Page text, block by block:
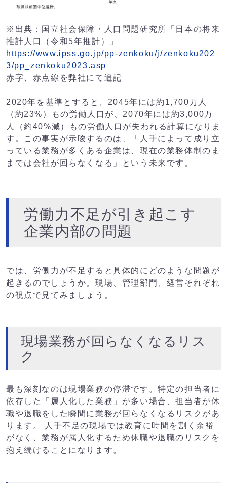
※出典：国立社会保障・人口問題研究所「日本の将来
推計人口（令和5年推計）」
https://www.ipss.go.jp/pp-zenkoku/j/zenkoku202
3/pp_zenkoku2023.asp
赤字、赤点線を弊社にて追記
2020年を基準とすると、2045年には約1,700万人
（約23%）もの労働人口が、2070年には約3,000万
人（約40%減）もの労働人口が失われる計算になりま
す。この事実が示唆するのは、「人手によって成り立
っている業務が多くある企業は、現在の業務体制のま
までは会社が回らなくなる」という未来です。
労働力不足が引き起こす
企業内部の問題
では、労働力が不足すると具体的にどのような問題が
起きるのでしょうか。現場、管理部門、経営それぞれ
の視点で見てみましょう。
現場業務が回らなくなるリス
ク
最も深刻なのは現場業務の停滞です。特定の担当者に
依存した「属人化した業務」が多い場合、担当者が休
職や退職をした瞬間に業務が回らなくなるリスクがあ
ります。 人手不足の現場では教育に時間を割く余裕
がなく、業務が属人化するため休職や退職のリスクを
抱え続けることになります。